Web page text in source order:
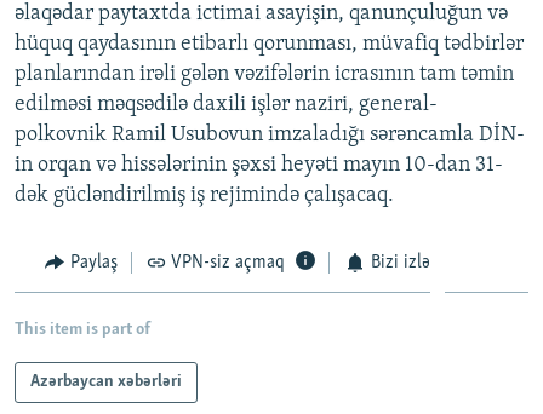
AZADLIQRADIOSU MOBIL TELEFONUNUZDA
BIZIMLƏ ƏLAQƏ
XƏBƏR BÜLLETENLƏRIMIZ
RFE/RL-in bütün saytları
əlaqədar paytaxtda ictimai asayişin, qanunçuluğun və
hüquq qaydasının etibarlı qorunması, müvafiq tədbirlər
planlarından irəli gələn vəzifələrin icrasının tam təmin
edilməsi məqsədilə daxili işlər naziri, general-
polkovnik Ramil Usubovun imzaladığı sərəncamla DİN-
in orqan və hissələrinin şəxsi heyəti mayın 10-dan 31-
dək gücləndirilmiş iş rejimində çalışacaq.
Paylaş VPN-siz açmaq Bizi izlə
This item is part of
Azərbaycan xəbərləri